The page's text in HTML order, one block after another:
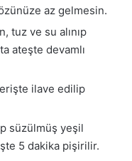
az gelmesin.
tuz ve su alınıp
ateşte devamlı
ilave edilip
süzülmüş yeşil
5 dakika pişirilir.